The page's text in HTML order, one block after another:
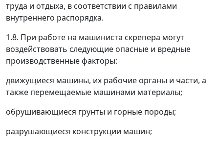
труда и отдыха, в соответствии с правилами
внутреннего распорядка.
1.8. При работе на машиниста скрепера могут
воздействовать следующие опасные и вредные
производственные факторы:
движущиеся машины, их рабочие органы и части, а
также перемещаемые машинами материалы;
обрушивающиеся грунты и горные породы;
разрушающиеся конструкции машин;